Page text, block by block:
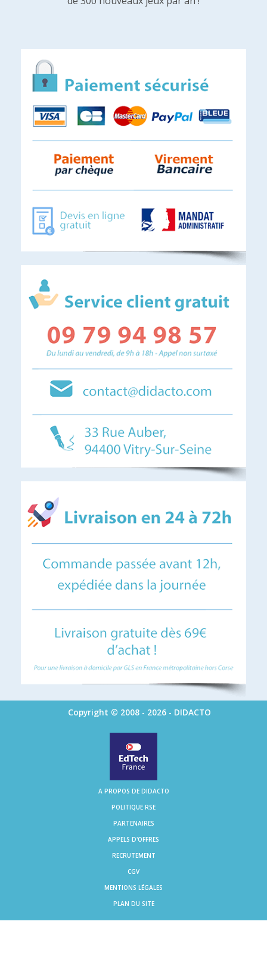
Copyright © 2008 - 2026 - DIDACTO
A PROPOS DE DIDACTO
POLITIQUE RSE
PARTENAIRES
APPELS D'OFFRES
RECRUTEMENT
CGV
MENTIONS LÉGALES
PLAN DU SITE